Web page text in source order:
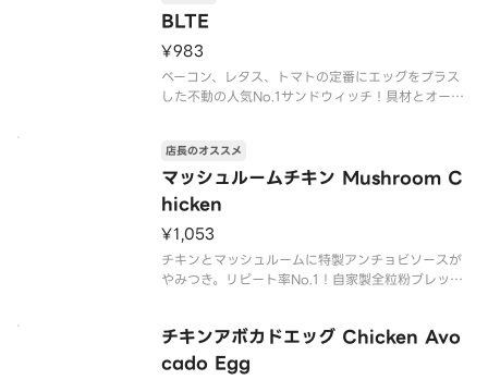
ミックスリーフ
自家製全粒粉フレンチトースト
メープルシロップ
BLTE
¥983
ベーコン、レタス、トマトの定番にエッグをプラス
した不動の人気No.1サンドウィッチ！具材とオーロ
マッシュルームチキン Mushroom C
hicken
店長のオススメ
¥1,053
チキンとマッシュルームに特製アンチョビソースが
やみつき。リピート率No.1！自家製全粒粉ブレッド
チキンアボカドエッグ Chicken Avo
cado Egg